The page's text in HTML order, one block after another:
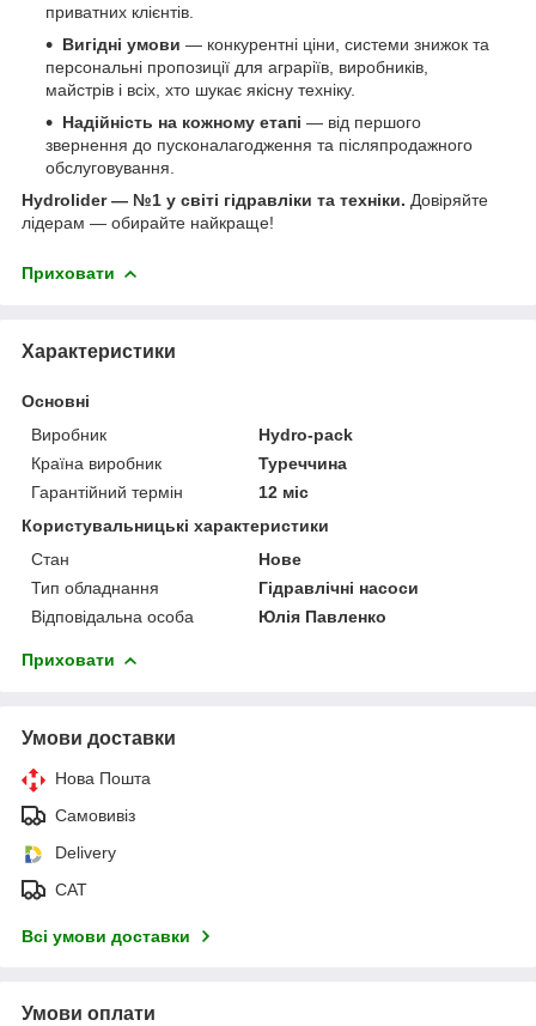
приватних клієнтів.
Вигідні умови — конкурентні ціни, системи знижок та
персональні пропозиції для аграріїв, виробників,
майстрів і всіх, хто шукає якісну техніку.
Надійність на кожному етапі — від першого
звернення до пусконалагодження та післяпродажного
обслуговування.
Hydrolider — №1 у світі гідравліки та техніки. Довіряйте
лідерам — обирайте найкраще!
Приховати
Характеристики
Основні
Виробник
Hydro-pack
Країна виробник
Туреччина
Гарантійний термін
12 міс
Користувальницькі характеристики
Стан
Нове
Тип обладнання
Гідравлічні насоси
Відповідальна особа
Юлія Павленко
Приховати
Умови доставки
Нова Пошта
Самовивіз
Delivery
САТ
Всі умови доставки
Умови оплати